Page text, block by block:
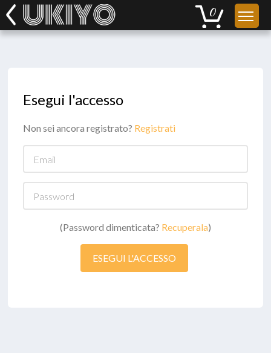
Esegui l'accesso
Non sei ancora registrato? Registrati
(Password dimenticata? Recuperala)